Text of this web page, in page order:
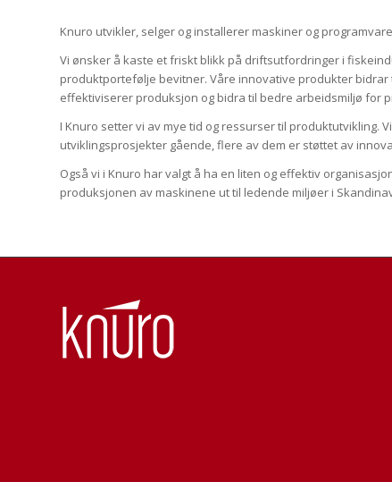
Knuro utvikler, selger og installerer maskiner og
Vi ønsker å kaste et friskt blikk på driftsutfordringer i
produktportefølje bevitner. Våre innovative produkter bidrar
effektiviserer produksjon og bidra til bedre arbeidsmiljø for
I Knuro setter vi av mye tid og ressurser til produktutvikling.
utviklingsprosjekter gående, flere av dem er støttet av
Også vi i Knuro har valgt å ha en liten og effektiv
produksjonen av maskinene ut til ledende miljøer i